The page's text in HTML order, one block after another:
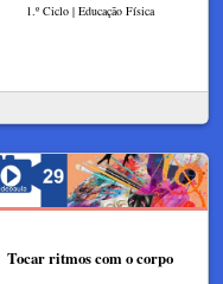
1.º Ciclo | Educação Física
Tocar ritmos com o corpo